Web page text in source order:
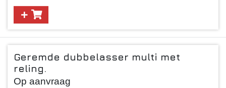
Geremde dubbelasser multi met
reling.
Op aanvraag